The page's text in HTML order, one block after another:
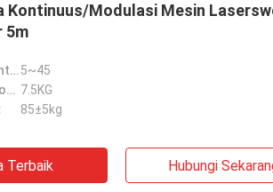
Kontinuus/Modulasi Mesin
5m
Working Ambient Temperature(℃): 5~45
Rated Power Consumptlon(kW): 7.5KG
85±5kg
Terbaik Hubungi